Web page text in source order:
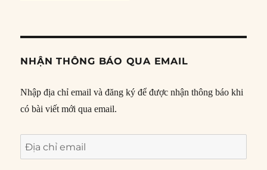
NHẬN THÔNG BÁO QUA EMAIL
Nhập địa chỉ email và đăng ký để được nhận thông báo khi
có bài viết mới qua email.
Địa
chỉ